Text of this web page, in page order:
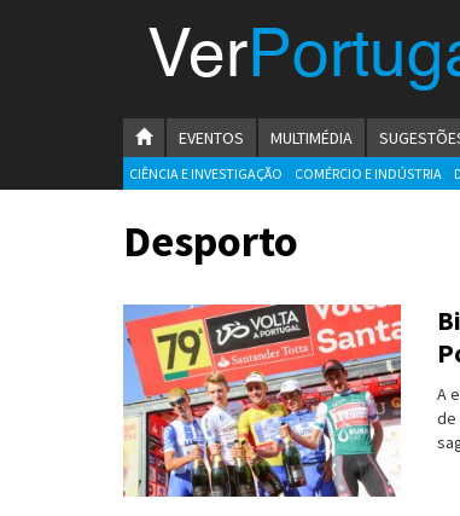
Empreendedorismo
Ambiente e Energia
Construção e Imobiliário
Cultura e Educação
Gastronomia
Ver
HOMEPAGE
EVENTOS MULTIMÉDIA
CIÊNCIA E INVESTIGAÇÃO COMÉRCIO E INDÚSTRIA
Desporto
A
de